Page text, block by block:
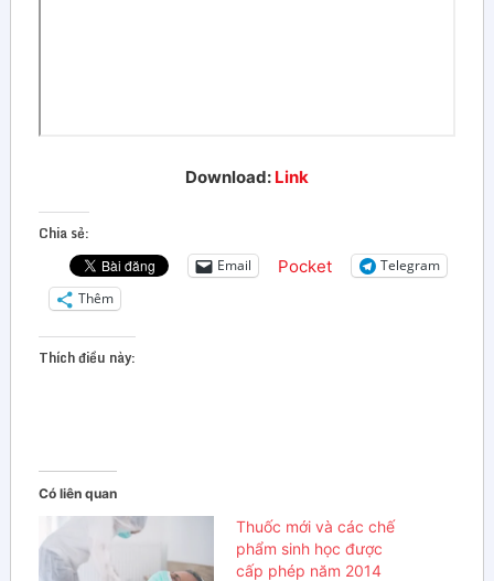
Download: Link
Chia sẻ:
Email Pocket
Telegram
Thêm
Thích điều này:
Có liên quan
Thuốc mới và các chế
phẩm sinh học được
cấp phép năm 2014